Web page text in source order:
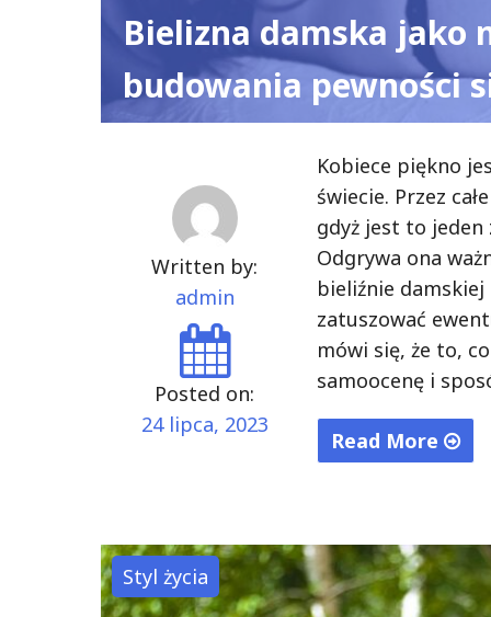
Bielizna damska jako
budowania pewności
Written by:
admin
Posted on:
24 lipca, 2023
Kobiece piękno
świecie. Przez
gdyż jest to
Odgrywa ona
bieliźnie
zatuszować
mówi się, że to,
samoocenę i
Read More
jako
narzędzie
do
Styl życia